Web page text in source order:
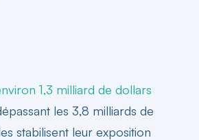
1,3 milliard de dollars
les 3,8 milliards de
stabilisent leur exposition